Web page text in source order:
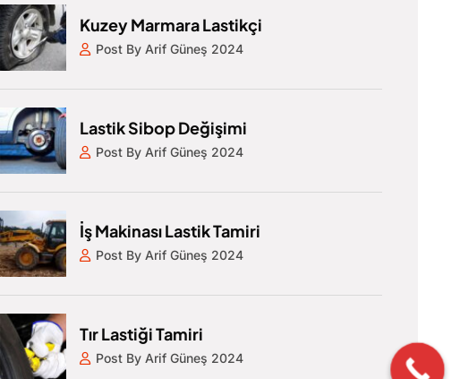
Kuzey Marmara Lastikçi
Post By Arif Güneş 2024
Lastik Sibop Değişimi
Post By Arif Güneş 2024
İş Makinası Lastik Tamiri
Post By Arif Güneş 2024
Tır Lastiği Tamiri
Post By Arif Güneş 2024